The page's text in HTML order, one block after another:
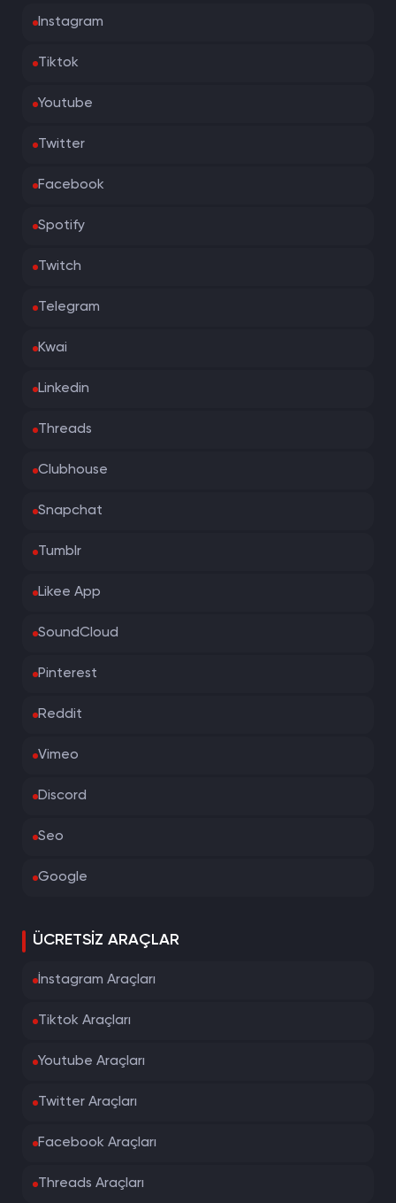
Instagram
Tiktok
Youtube
Twitter
Facebook
Spotify
Twitch
Telegram
Kwai
Linkedin
Threads
Clubhouse
Snapchat
Tumblr
Likee App
SoundCloud
Pinterest
Reddit
Vimeo
Discord
Seo
Google
ÜCRETSIZ ARAÇLAR
İnstagram Araçları
Tiktok Araçları
Youtube Araçları
Twitter Araçları
Facebook Araçları
Threads Araçları